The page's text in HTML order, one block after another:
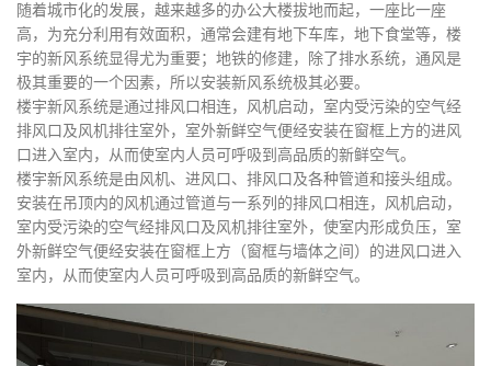
随着城市化的发展，越来越多的办公大楼拔地而起，一座比一座
高，为充分利用有效面积，通常会建有地下车库，地下食堂等，楼
宇的新风系统显得尤为重要；地铁的修建，除了排水系统，通风是
极其重要的一个因素，所以安装新风系统极其必要。
楼宇新风系统是通过排风口相连，风机启动，室内受污染的空气经
排风口及风机排往室外，室外新鲜空气便经安装在窗框上方的进风
口进入室内，从而使室内人员可呼吸到高品质的新鲜空气。
楼宇新风系统是由风机、进风口、排风口及各种管道和接头组成。
安装在吊顶内的风机通过管道与一系列的排风口相连，风机启动，
室内受污染的空气经排风口及风机排往室外，使室内形成负压，室
外新鲜空气便经安装在窗框上方（窗框与墙体之间）的进风口进入
室内，从而使室内人员可呼吸到高品质的新鲜空气。